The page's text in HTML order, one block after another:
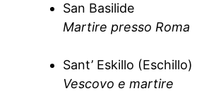
San Basilide
Martire presso Roma
Sant’ Eskillo (Eschillo)
Vescovo e martire